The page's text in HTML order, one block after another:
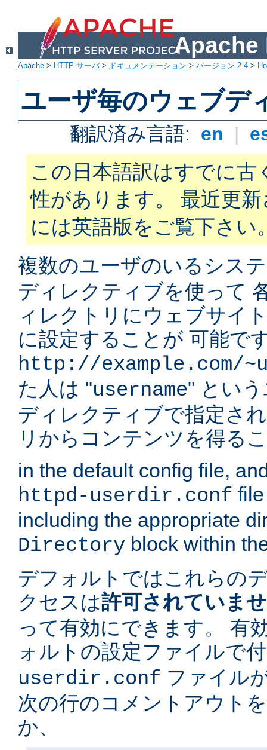
Apache
Apache > HTTP サーバ> ドキュメンテーション > バージョン 2.4 >
ユーザ毎のウェブデ
翻訳済み言語: en |
この日本語訳はすでに古
性があります。 最近更
には英語版をご覧下さい
複数のユーザのいるシス
ディレクティブを使って
ィレクトリにウェブサイ
に設定することが 可能で
http://example.com/
た人は "username" とい
ディレクティブで指定さ
リからコンテンツを得る
in the default config file,
httpd-userdir.conf
including the appropriate
Directory block within
デフォルトではこれらの
クセスは許可されていま
って有効にできます。 有
ォルトの設定ファイルで
userdir.conf ファイル
次の行のコメントアウト
か、